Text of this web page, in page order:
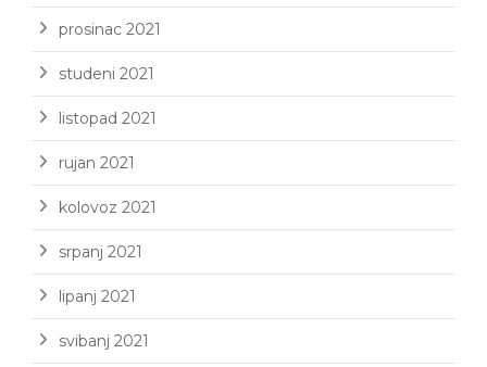
prosinac 2021
studeni 2021
listopad 2021
rujan 2021
kolovoz 2021
srpanj 2021
lipanj 2021
svibanj 2021